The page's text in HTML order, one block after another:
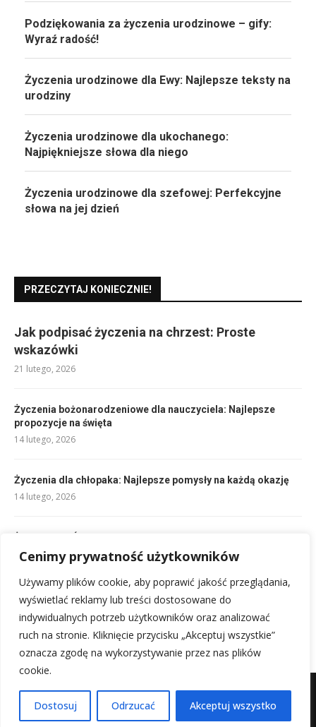
Cenimy prywatność użytkowników
Używamy plików cookie, aby poprawić jakość przeglądania,
wyświetlać reklamy lub treści dostosowane do
indywidualnych potrzeb użytkowników oraz analizować
ruch na stronie. Kliknięcie przycisku „Akceptuj wszystkie”
oznacza zgodę na wykorzystywanie przez nas plików
cookie.
Dostosuj Odrzucać Akceptuj wszystko
Podziękowania za życzenia urodzinowe – gify:
Wyraź radość!
Życzenia urodzinowe dla Ewy: Najlepsze teksty na
urodziny
Życzenia urodzinowe dla ukochanego:
Najpiękniejsze słowa dla niego
Życzenia urodzinowe dla szefowej: Perfekcyjne
słowa na jej dzień
PRZECZYTAJ KONIECZNIE!
Jak podpisać życzenia na chrzest: Proste
wskazówki
21 lutego, 2026
Życzenia bożonarodzeniowe dla nauczyciela: Najlepsze
propozycje na święta
14 lutego, 2026
Życzenia dla chłopaka: Najlepsze pomysły na każdą okazję
14 lutego, 2026
14 lutego, 2026
Eleganckie życzenia na 70 urodziny: Inspiracje dla Ciebie
14 lutego, 2026
Mapa witryny Kontakt z nami